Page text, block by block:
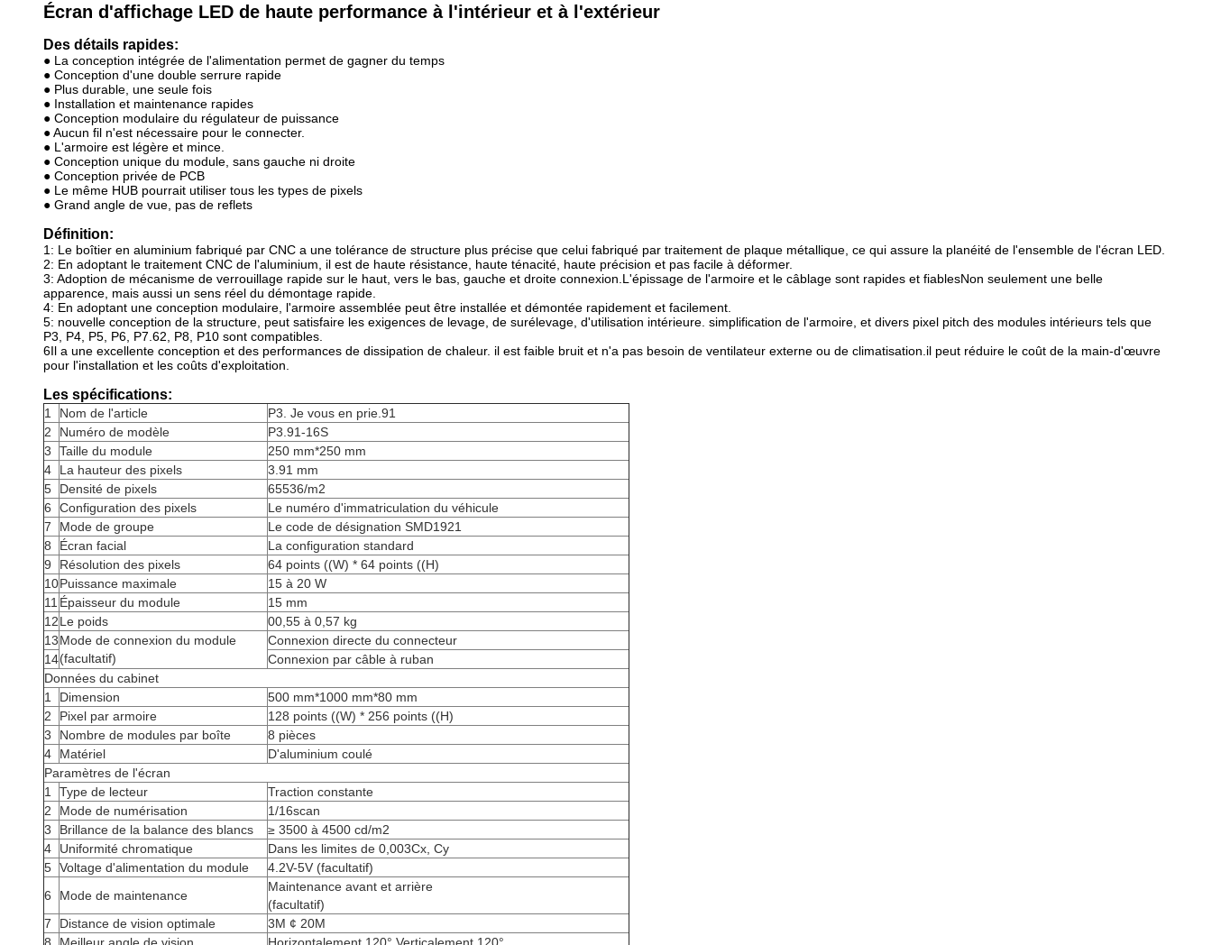
Écran d'affichage LED de haute performance à l'intérieur et à l'extérieur
Des détails rapides:
● La conception intégrée de l'alimentation permet de gagner du temps
● Conception d'une double serrure rapide
● Plus durable, une seule fois
● Installation et maintenance rapides
● Conception modulaire du régulateur de puissance
● Aucun fil n'est nécessaire pour le connecter.
● L'armoire est légère et mince.
● Conception unique du module, sans gauche ni droite
● Conception privée de PCB
● Le même HUB pourrait utiliser tous les types de pixels
● Grand angle de vue, pas de reflets
Définition:
1: Le boîtier en aluminium fabriqué par CNC a une tolérance de structure plus précise que celui fabriqué par traitement de plaque métallique, ce qui assure la planéité de l'ensemble de l'écran LED.
2: En adoptant le traitement CNC de l'aluminium, il est de haute résistance, haute ténacité, haute précision et pas facile à déformer.
3: Adoption de mécanisme de verrouillage rapide sur le haut, vers le bas, gauche et droite connexion.L'épissage de l'armoire et le câblage sont rapides et fiablesNon seulement une belle
apparence, mais aussi un sens réel du démontage rapide.
4: En adoptant une conception modulaire, l'armoire assemblée peut être installée et démontée rapidement et facilement.
5: nouvelle conception de la structure, peut satisfaire les exigences de levage, de surélevage, d'utilisation intérieure. simplification de l'armoire, et divers pixel pitch des modules intérieurs tels que
P3, P4, P5, P6, P7.62, P8, P10 sont compatibles.
6Il a une excellente conception et des performances de dissipation de chaleur. il est faible bruit et n'a pas besoin de ventilateur externe ou de climatisation.il peut réduire le coût de la main-d'œuvre
pour l'installation et les coûts d'exploitation.
Les spécifications:
1 Nom de l'article
P3. Je vous en prie.91
2
Numéro de modèle
P3.91-16S
3
Taille du module
250 mm*250 mm
4
La hauteur des pixels
3.91 mm
5
Densité de pixels
65536/m2
6
Configuration des pixels
Le numéro d'immatriculation du véhicule
7
Mode de groupe
Le code de désignation SMD1921
8
Écran facial
La configuration standard
9
Résolution des pixels
64 points ((W) * 64 points ((H)
10Puissance maximale
15 à 20 W
11 Épaisseur du module
15 mm
12Le poids
00,55 à 0,57 kg
13Mode de connexion du module
(facultatif)
Connexion directe du connecteur
14
Connexion par câble à ruban
Données du cabinet
1
Dimension
500 mm*1000 mm*80 mm
2
Pixel par armoire
128 points ((W) * 256 points ((H)
3
Nombre de modules par boîte
8 pièces
4
Matériel
D'aluminium coulé
Paramètres de l'écran
1
Type de lecteur
Traction constante
2
Mode de numérisation
1/16scan
3
Brillance de la balance des blancs
≥ 3500 à 4500 cd/m2
4
Uniformité chromatique
Dans les limites de 0,003Cx, Cy
5 Voltage d'alimentation du module
4.2V-5V (facultatif)
6
Mode de maintenance
Maintenance avant et arrière
(facultatif)
7
Distance de vision optimale
3M ¢ 20M